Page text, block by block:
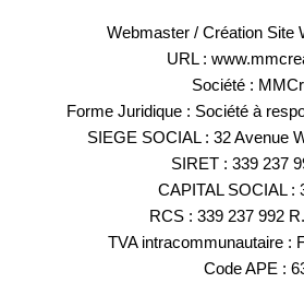
Webmaster / Création Site
URL :
Société :
Forme Juridique : Société à
SIEGE SOCIAL : 32 Avenue
SIRET : 339 237
CAPITAL SOCIAL :
RCS : 339 237 992
TVA intracommunautaire :
Code APE :